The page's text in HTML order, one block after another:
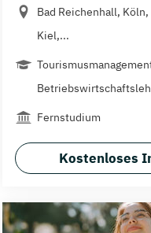
Bad Reichenhall,
Kiel,...
Fernstudium
Kostenloses